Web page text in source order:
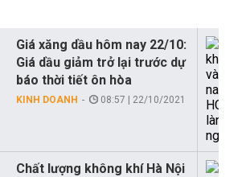
Giá xăng dầu hôm nay 22/10:
Giá dầu giảm trở lại trước dự
báo thời tiết ôn hòa
KINH DOANH 08:57 | 22/10/2021
Chất lượng không khí Hà Nội